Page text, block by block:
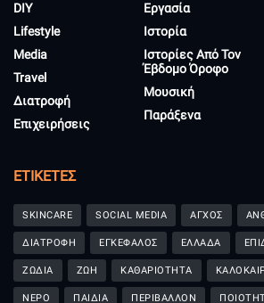
DIY
Lifestyle
Media
Travel
Διατροφή
Επιχειρήσεις
Εργασία
Ιστορία
Ιστορίες Από Τον
Έβδομο Όροφο
Μουσική
Παράξενα
ΕΤΙΚΈΤΕΣ
SKINCARE SOCIAL MEDIA ΑΓΧΟΣ
ΔΙΑΤΡΟΦΗ ΕΓΚΕΦΑΛΟΣ ΕΛΛΑΔΑ
ΖΩΔΙΑ ΖΩΗ ΚΑΘΑΡΙΟΤΗΤΑ
ΝΕΡΟ ΠΑΙΔΙΑ ΠΕΡΙΒΑΛΛΟΝ